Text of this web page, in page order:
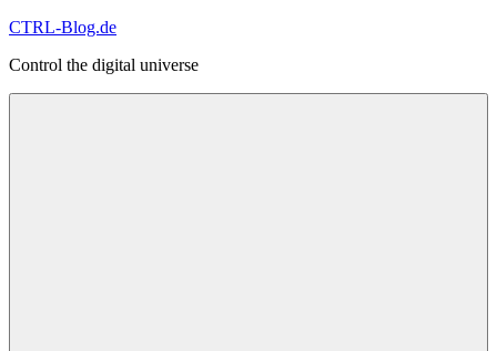
Zum
springen
CTRL-Blog.de
Control the digital universe